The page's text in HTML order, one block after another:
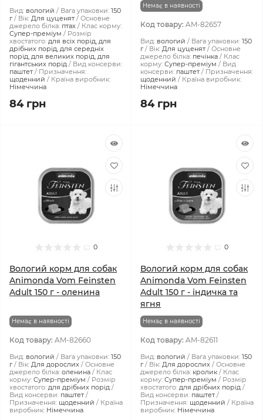
Вид: вологий Вага упаковки: 150
г
Вік: Для цуценят
Основне
джерело білка: птах
Клас корму:
Супер-преміум
Розмір
хвостатого: для всіх порід, для
дрібних порід, для середніх
порід, для великих порід, для
гігантських порід
Вид консерви:
паштет
Призначення:
щоденний
Країна виробник:
Німеччина
84 грн
Немає в наявності
Код товару: AM-82657
Вид: вологий Вага упаковки: 150
г
Вік: Для цуценят
Основне
джерело білка: печінка
Клас
корму: Супер-преміум
Вид
консерви: паштет
Призначення:
щоденний
Країна виробник:
Німеччина
84 грн
0
Вологий корм для собак
Animonda Vom Feinsten
Adult 150 г - оленина
Немає в наявності
Код товару: AM-82660
Вид: вологий Вага упаковки: 150
г
Вік: Для дорослих
Основне
джерело білка: оленина
Клас
корму: Супер-преміум
Розмір
хвостатого: для дрібних порід
Вид консерви: паштет
Призначення: щоденний
Країна
виробник: Німеччина
0
Вологий корм для собак
Animonda Vom Feinsten
Adult 150 г - індичка та
ягня
Немає в наявності
Код товару: AM-82611
Вид: вологий Вага упаковки: 150
г
Вік: Для дорослих
Основне
джерело білка: кролик
Клас
корму: Супер-преміум
Розмір
хвостатого: для дрібних порід
Вид консерви: паштет
Призначення: щоденний
Країна
виробник: Німеччина